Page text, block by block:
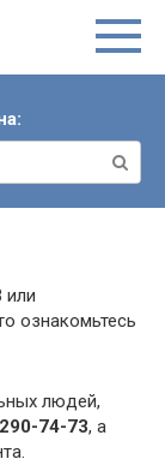
или
ознакомьтесь
людей,
74-73, а